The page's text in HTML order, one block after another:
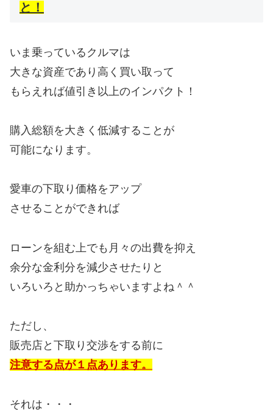
と！
いま乗っているクルマは
大きな資産であり高く買い取って
もらえれば値引き以上のインパクト！
購入総額を大きく低減することが
可能になります。
愛車の下取り価格をアップ
させることができれば
ローンを組む上でも月々の出費を抑え
余分な金利分を減少させたりと
いろいろと助かっちゃいますよね＾＾
ただし、
販売店と下取り交渉をする前に
注意する点が１点あります。
それは・・・